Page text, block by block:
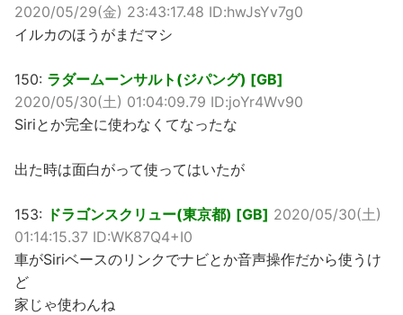
2020/05/29(金) 23:43:17.48 ID:hwJsYv7g0
イルカのほうがまだマシ
150: ラダームーンサルト(ジパング) [GB]
2020/05/30(土) 01:04:09.79 ID:joYr4Wv90
Siriとか完全に使わなくてなったな
出た時は面白がって使ってはいたが
153: ドラゴンスクリュー(東京都) [GB] 2020/05/30(土)
01:14:15.37 ID:WK87Q4+I0
車がSiriベースのリンクでナビとか音声操作だから使うけ
ど
家じゃ使わんね